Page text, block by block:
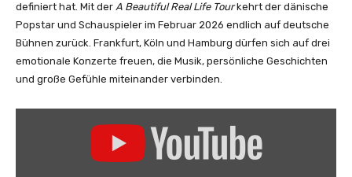
definiert hat. Mit der A Beautiful Real Life Tourkehrt der dänische
Popstar und Schauspieler im Februar 2026 endlich auf deutsche
Bühnen zurück. Frankfurt, Köln und Hamburg dürfen sich auf drei
emotionale Konzerte freuen, die Musik, persönliche Geschichten
und große Gefühle miteinander verbinden.